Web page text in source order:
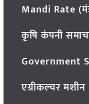
Mandi Rate
कृषि कंपनी
Government
एग्रीकल्चर